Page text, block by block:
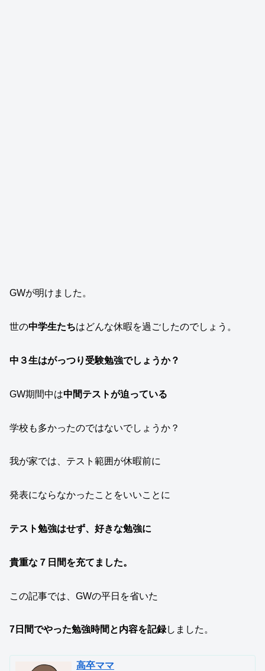
GWが明けました。
世の中学生たちはどんな休暇を過ごしたのでしょう。
中３生はがっつり受験勉強でしょうか？
GW期間中は中間テストが迫っている
学校も多かったのではないでしょうか？
我が家では、テスト範囲が休暇前に
発表にならなかったことをいいことに
テスト勉強はせず、好きな勉強に
貴重な７日間を充てました。
この記事では、GWの平日を省いた
7日間でやった勉強時間と内容を記録しました。
高卒ママ